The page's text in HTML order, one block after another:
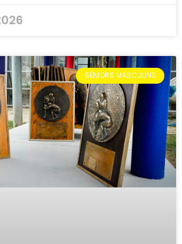
SÉNIORS MASCULINS